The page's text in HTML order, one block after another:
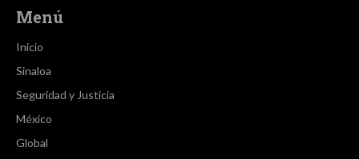
Menú
Inicio
Sinaloa
Seguridad y Justicia
México
Global